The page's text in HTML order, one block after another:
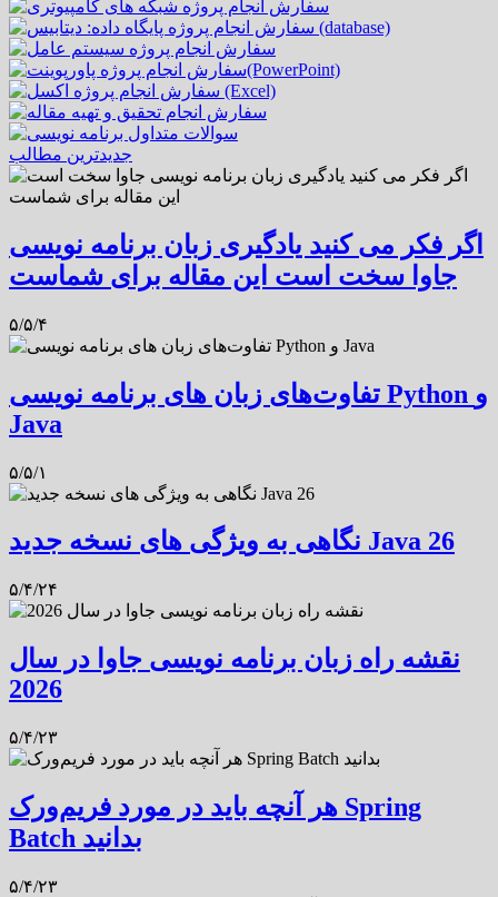
جدیدترین مطالب
اگر فکر می کنید یادگیری زبان برنامه نویسی
جاوا سخت است این مقاله برای شماست
۵/۵/۴
تفاوت‌های زبان های برنامه نویسی Python و
Java
۵/۵/۱
نگاهی به ویژگی های نسخه جدید Java 26
۵/۴/۲۴
نقشه راه زبان برنامه نویسی جاوا در سال
2026
۵/۴/۲۳
هر آنچه باید در مورد فریم‌ورک Spring
Batch بدانید
۵/۴/۲۳